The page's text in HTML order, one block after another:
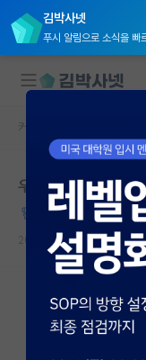
김박사넷
푸시 알림으로 소식을 빠
대학원생 모집
국내대학원 정보
연구실&오픈랩
커뮤니티
커뮤니티 홈
전체글보기
커뮤니티 홈
우리 지도교수님..
정직한 존 스튜어트 밀
2022.04.03 33